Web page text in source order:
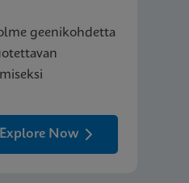
geenikohdetta
Explore Now